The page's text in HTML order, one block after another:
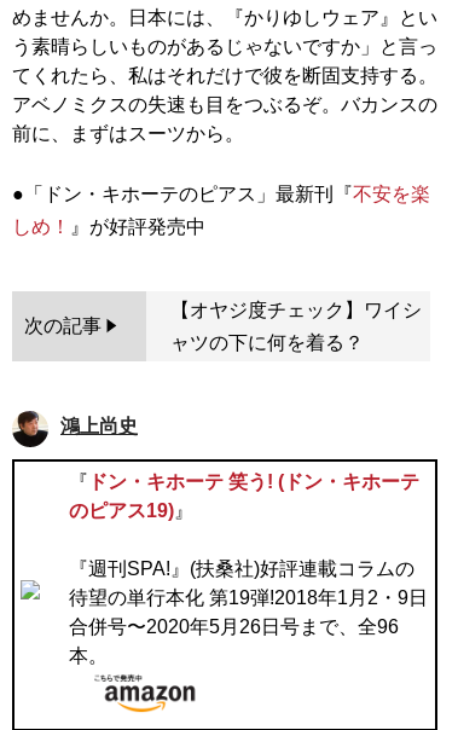
めませんか。日本には、『かりゆしウェア』とい
う素晴らしいものがあるじゃないですか」と言っ
てくれたら、私はそれだけで彼を断固支持する。
アベノミクスの失速も目をつぶるぞ。バカンスの
前に、まずはスーツから。
●「ドン・キホーテのピアス」最新刊『不安を楽
しめ！
次の記事
【オヤジ度チェック】ワイシ
ャツの下に何を着る？
鴻上尚史
『 ドン・キホーテ 笑う! (ドン・キホーテ
のピアス19) 』
『週刊SPA!』(扶桑社)好評連載コラムの
待望の単行本化 第19弾!2018年1月2・9日
合併号〜2020年5月26日号まで、全96
本。